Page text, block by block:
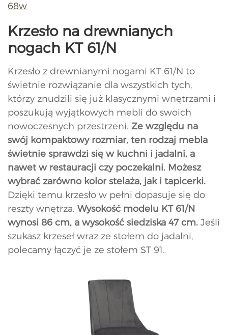
68w
Krzesło na drewnianych
nogach KT 61/N
Krzesło z drewnianymi nogami KT 61/N to
świetnie rozwiązanie dla wszystkich tych,
którzy znudzili się już klasycznymi wnętrzami i
poszukują wyjątkowych mebli do swoich
nowoczesnych przestrzeni. Ze względu na
swój kompaktowy rozmiar, ten rodzaj mebla
świetnie sprawdzi się w kuchni i jadalni, a
nawet w restauracji czy poczekalni. Możesz
wybrać zarówno kolor stelaża, jak i tapicerki.
Dzięki temu krzesło w pełni dopasuje się do
reszty wnętrza. Wysokość modelu KT 61/N
wynosi 86 cm, a wysokość siedziska 47 cm. Jeśli
szukasz krzeseł wraz ze stołem do jadalni,
polecamy łączyć je ze stołem ST 91.